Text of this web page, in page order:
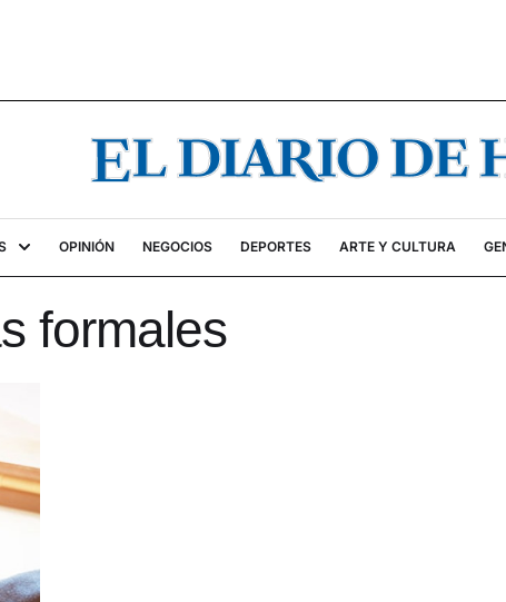
OPINIÓN NEGOCIOS DEPORTES ARTE Y CULTURA
formales